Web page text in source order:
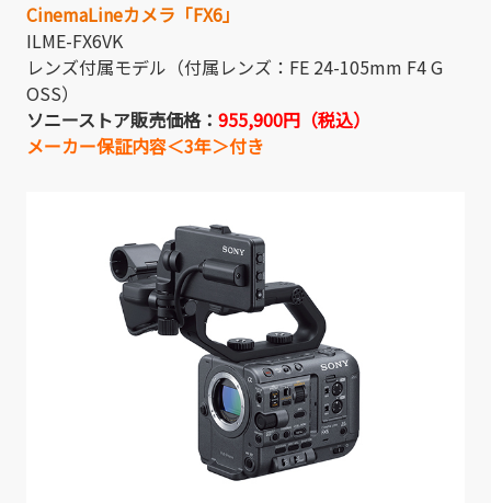
CinemaLineカメラ「FX6」
ILME-FX6VK
レンズ付属モデル（付属レンズ：FE 24-105mm F4 G
OSS）
ソニーストア販売価格： 955,900円（税込）
メーカー保証内容＜3年＞付き